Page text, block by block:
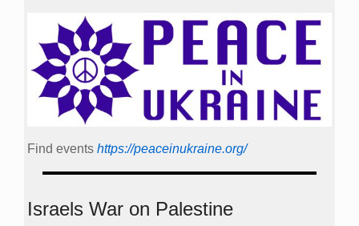
Find events https://peace­in­ukraine.org/
Israels War on Palestine